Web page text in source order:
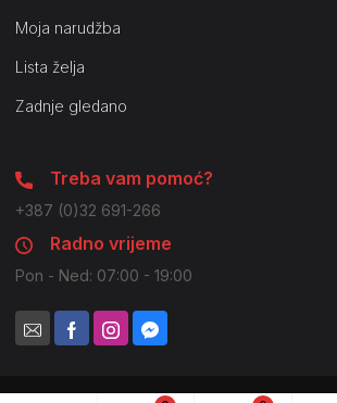
Moja narudžba
Lista želja
Zadnje gledano
Treba vam pomoć?
+387 (0)32 691-266
Radno vrijeme
Pon - Ned: 07:00 - 19:00